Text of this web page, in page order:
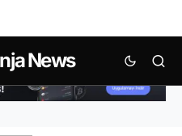
News